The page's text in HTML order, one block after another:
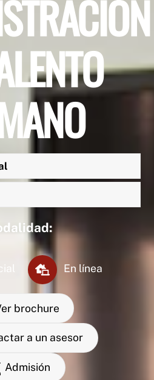
En línea
brochure
a un asesor
Admisión